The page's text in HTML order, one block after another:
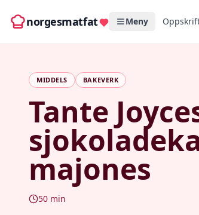
norgesmatfat Meny
MIDDELS BAKEVERK
Tante
majones
50 min